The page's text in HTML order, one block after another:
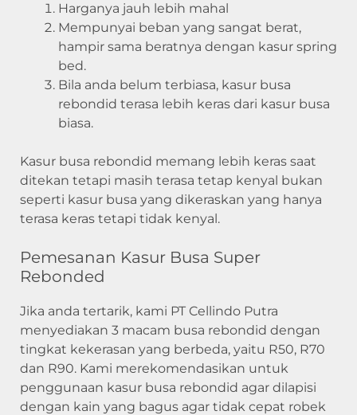
Harganya jauh lebih mahal
Mempunyai beban yang sangat berat,
hampir sama beratnya dengan kasur spring
bed.
Bila anda belum terbiasa, kasur busa
rebondid terasa lebih keras dari kasur busa
biasa.
Kasur busa rebondid memang lebih keras saat
ditekan tetapi masih terasa tetap kenyal bukan
seperti kasur busa yang dikeraskan yang hanya
terasa keras tetapi tidak kenyal.
Pemesanan Kasur Busa Super
Rebonded
Jika anda tertarik, kami PT Cellindo Putra
menyediakan 3 macam busa rebondid dengan
tingkat kekerasan yang berbeda, yaitu R50, R70
dan R90. Kami merekomendasikan untuk
penggunaan kasur busa rebondid agar dilapisi
dengan kain yang bagus agar tidak cepat robek